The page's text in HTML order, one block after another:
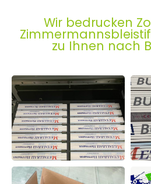
Wir bedrucken
zu Ihnen nach